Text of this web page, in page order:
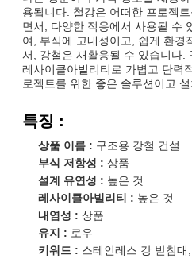
용됩니다. 철강은 어떠한 프로젝
면서, 다양한 적용에서 사용될 수
여, 부식에 고내성이고, 쉽게 환경
서, 강철은 재활용될 수 있습니다.
레사이클아빌리티로 가볍고 탄력
로젝트를 위한 좋은 솔루션이고
특징 :
상품 이름 : 구조용 강철 건설
부식 저항성 : 상품
설계 유연성 : 높은 것
레사이클아빌리티 : 높은 것
내염성 : 상품
유지 : 로우
키워드 : 스테인레스 강 받침